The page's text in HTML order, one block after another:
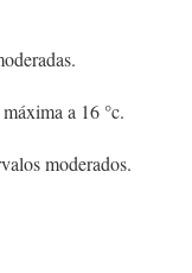
a 16 °c.
moderados.